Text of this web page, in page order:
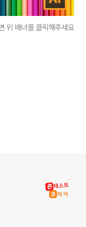
위 배너를 클릭해주세요